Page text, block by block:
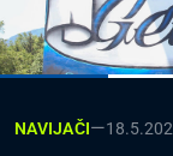
NAVIJAČI—